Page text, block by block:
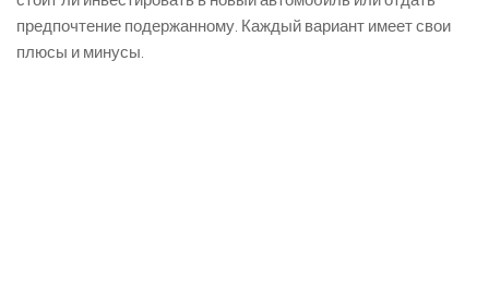
предпочтение подержанному. Каждый вариант имеет свои
плюсы и минусы.